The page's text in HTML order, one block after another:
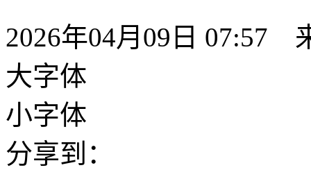
2026年04月09日 07:57
大字体
小字体
分享到：